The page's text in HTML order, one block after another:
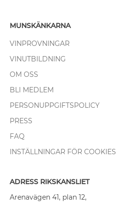
MUNSKÄNKARNA
VINPROVNINGAR
VINUTBILDNING
OM OSS
BLI MEDLEM
PERSONUPPGIFTSPOLICY
PRESS
FAQ
INSTÄLLNINGAR FÖR COOKIES
ADRESS RIKSKANSLIET
Arenavägen 41, plan 12,